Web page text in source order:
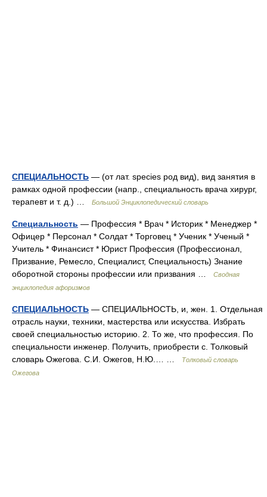
СПЕЦИАЛЬНОСТЬ — (от лат. species род вид), вид занятия в
рамках одной профессии (напр., специальность врача хирург,
терапевт и т. д.) …
Большой Энциклопедический словарь
Специальность — Профессия * Врач * Историк * Менеджер *
Офицер * Персонал * Солдат * Торговец * Ученик * Ученый *
Учитель * Финансист * Юрист Профессия (Профессионал,
Призвание, Ремесло, Специалист, Специальность) Знание
оборотной стороны профессии или призвания …
Сводная
энциклопедия афоризмов
СПЕЦИАЛЬНОСТЬ — СПЕЦИАЛЬНОСТЬ, и, жен. 1. Отдельная
отрасль науки, техники, мастерства или искусства. Избрать
своей специальностью историю. 2. То же, что профессия. По
специальности инженер. Получить, приобрести с. Толковый
словарь Ожегова. С.И. Ожегов, Н.Ю.… …
Толковый словарь
Ожегова